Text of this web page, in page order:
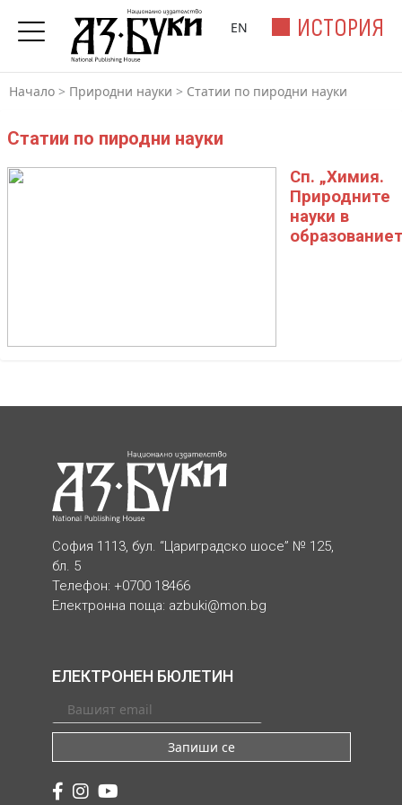
ИСТОРИЯ
EN
Начало > Природни науки > Статии по пиродни науки
Статии по пиродни науки
Сп. „Химия.
Природните
науки в
София 1113, бул. “Цариградско шосе” № 125,
бл. 5
Телефон: +0700 18466
Електронна поща: azbuki@mon.bg
ЕЛЕКТРОНЕН БЮЛЕТИН
Запиши се